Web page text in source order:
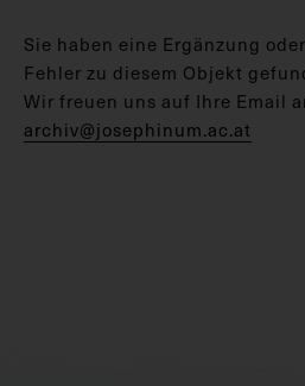
Sie haben eine Ergänzung
Fehler zu diesem Objekt
Wir freuen uns auf Ihre Email
archiv@josephinum.ac.at